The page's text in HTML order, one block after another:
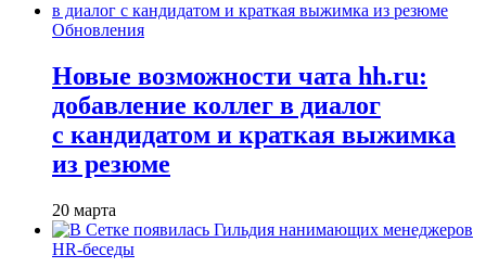
Обновления
Новые возможности чата hh.ru:
добавление коллег в диалог
с кандидатом и краткая выжимка
из резюме
20 марта
HR-беседы